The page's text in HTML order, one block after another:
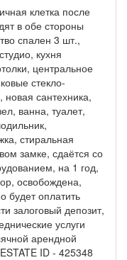
клетка после
в обе стороны
спален 3 шт.,
кухня
центральное
стекло-
сантехника,
ванна, туалет,
стиральная
замке, сдаётся со
на 1 год,
освобождена,
будет оплатить
залоговый депозит,
услуги
арендной
ID - 425348